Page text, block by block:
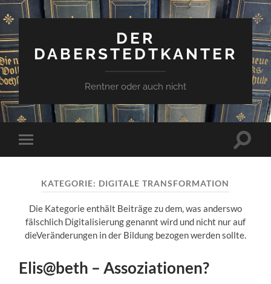
DER
DABERSTEDTKANTER
Rentner oder auch nicht
Mobile-
Menü
KATEGORIE: DIGITALE TRANSFORMATION
Die Kategorie enthält Beiträge zu dem, was anderswo
fälschlich Digitalisierung genannt wird und nicht nur auf
dieVeränderungen in der Bildung bezogen werden sollte.
Elis@beth – Assoziationen?